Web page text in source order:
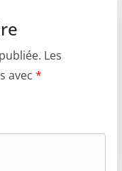
Les
avec *